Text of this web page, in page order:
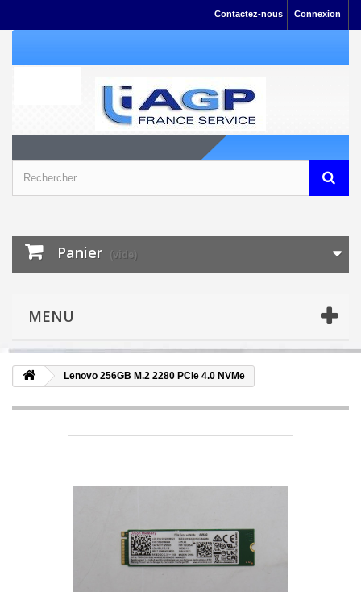
Connexion
Contactez-nous
Panier (vide)
MENU
Lenovo 256GB M.2 2280 PCIe 4.0 NVMe